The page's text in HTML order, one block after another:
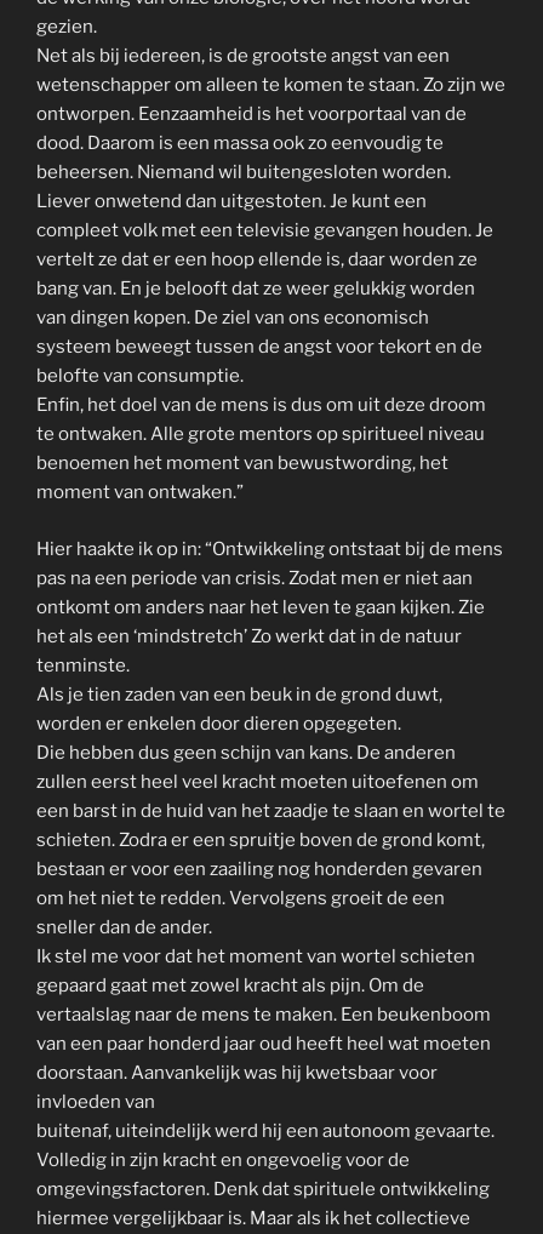
gezien.
Net als bij iedereen, is de grootste angst van een
wetenschapper om alleen te komen te staan. Zo zijn we
ontworpen. Eenzaamheid is het voorportaal van de
dood. Daarom is een massa ook zo eenvoudig te
beheersen. Niemand wil buitengesloten worden.
Liever onwetend dan uitgestoten. Je kunt een
compleet volk met een televisie gevangen houden. Je
vertelt ze dat er een hoop ellende is, daar worden ze
bang van. En je belooft dat ze weer gelukkig worden
van dingen kopen. De ziel van ons economisch
systeem beweegt tussen de angst voor tekort en de
belofte van consumptie.
Enfin, het doel van de mens is dus om uit deze droom
te ontwaken. Alle grote mentors op spiritueel niveau
benoemen het moment van bewustwording, het
moment van ontwaken.”
Hier haakte ik op in: “Ontwikkeling ontstaat bij de mens
pas na een periode van crisis. Zodat men er niet aan
ontkomt om anders naar het leven te gaan kijken. Zie
het als een ‘mindstretch’ Zo werkt dat in de natuur
tenminste.
Als je tien zaden van een beuk in de grond duwt,
worden er enkelen door dieren opgegeten.
Die hebben dus geen schijn van kans. De anderen
zullen eerst heel veel kracht moeten uitoefenen om
een barst in de huid van het zaadje te slaan en wortel te
schieten. Zodra er een spruitje boven de grond komt,
bestaan er voor een zaailing nog honderden gevaren
om het niet te redden. Vervolgens groeit de een
sneller dan de ander.
Ik stel me voor dat het moment van wortel schieten
gepaard gaat met zowel kracht als pijn. Om de
vertaalslag naar de mens te maken. Een beukenboom
van een paar honderd jaar oud heeft heel wat moeten
doorstaan. Aanvankelijk was hij kwetsbaar voor
invloeden van
buitenaf, uiteindelijk werd hij een autonoom gevaarte.
Volledig in zijn kracht en ongevoelig voor de
omgevingsfactoren. Denk dat spirituele ontwikkeling
hiermee vergelijkbaar is. Maar als ik het collectieve